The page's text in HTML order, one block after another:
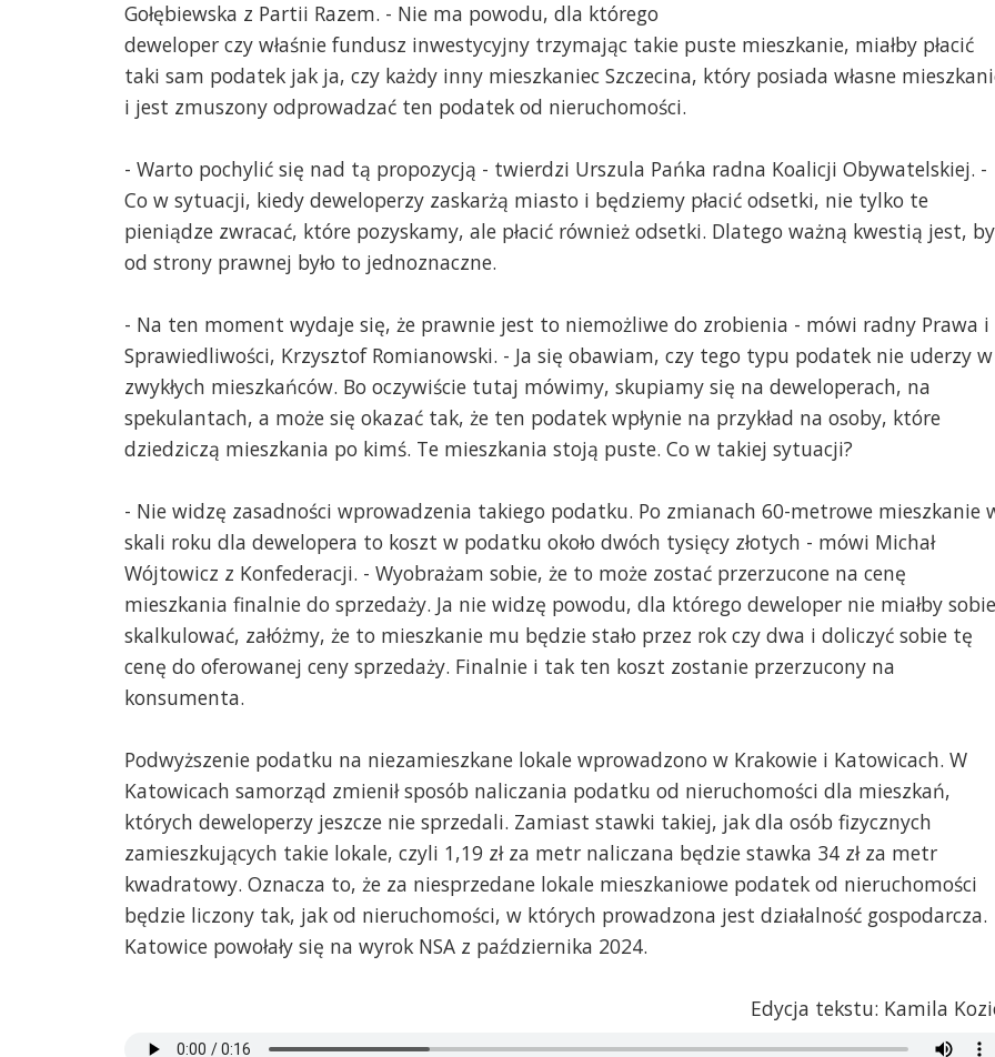
Gołębiewska z Partii Razem. - Nie ma powodu, dla którego
deweloper czy właśnie fundusz inwestycyjny trzymając takie puste mieszkanie, miałby płacić
taki sam podatek jak ja, czy każdy inny mieszkaniec Szczecina, który posiada własne
i jest zmuszony odprowadzać ten podatek od nieruchomości.
- Warto pochylić się nad tą propozycją - twierdzi Urszula Pańka radna Koalicji Obywatelskiej. -
Co w sytuacji, kiedy deweloperzy zaskarżą miasto i będziemy płacić odsetki, nie tylko te
pieniądze zwracać, które pozyskamy, ale płacić również odsetki. Dlatego ważną kwestią jest, by
od strony prawnej było to jednoznaczne.
- Na ten moment wydaje się, że prawnie jest to niemożliwe do zrobienia - mówi radny Prawa i
Sprawiedliwości, Krzysztof Romianowski. - Ja się obawiam, czy tego typu podatek nie uderzy w
zwykłych mieszkańców. Bo oczywiście tutaj mówimy, skupiamy się na deweloperach, na
spekulantach, a może się okazać tak, że ten podatek wpłynie na przykład na osoby, które
dziedziczą mieszkania po kimś. Te mieszkania stoją puste. Co w takiej sytuacji?
- Nie widzę zasadności wprowadzenia takiego podatku. Po zmianach 60-metrowe mieszkanie
skali roku dla dewelopera to koszt w podatku około dwóch tysięcy złotych - mówi Michał
Wójtowicz z Konfederacji. - Wyobrażam sobie, że to może zostać przerzucone na cenę
mieszkania finalnie do sprzedaży. Ja nie widzę powodu, dla którego deweloper nie miałby sobie
skalkulować, załóżmy, że to mieszkanie mu będzie stało przez rok czy dwa i doliczyć sobie tę
cenę do oferowanej ceny sprzedaży. Finalnie i tak ten koszt zostanie przerzucony na
konsumenta.
Podwyższenie podatku na niezamieszkane lokale wprowadzono w Krakowie i Katowicach. W
Katowicach samorząd zmienił sposób naliczania podatku od nieruchomości dla mieszkań,
których deweloperzy jeszcze nie sprzedali. Zamiast stawki takiej, jak dla osób fizycznych
zamieszkujących takie lokale, czyli 1,19 zł za metr naliczana będzie stawka 34 zł za metr
kwadratowy. Oznacza to, że za niesprzedane lokale mieszkaniowe podatek od nieruchomości
będzie liczony tak, jak od nieruchomości, w których prowadzona jest działalność gospodarcza.
Katowice powołały się na wyrok NSA z października 2024.
Edycja tekstu: Kamila